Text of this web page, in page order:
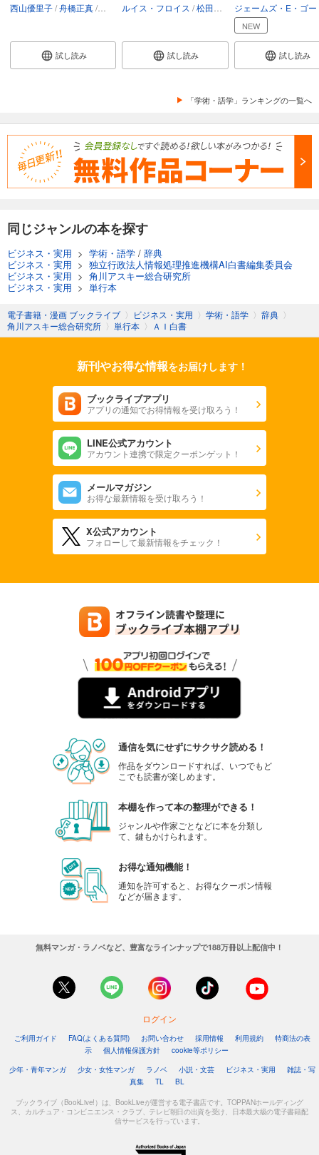
西山優里子 舟橋正真 講談社
試し読み
ルイス・フロイス 松田毅一 川崎桃太
試し読み
NEW
試し読み
「学術・語学」ランキングの一覧へ
同じジャンルの本を探す
ビジネス・実用 > 学術・語学 / 辞典
ビジネス・実用 > 独立行政法人情報処理推進機構AI白書編集委員会
ビジネス・実用 > 角川アスキー総合研究所
ビジネス・実用 > 単行本
電子書籍・漫画 ブックライブ 〉 ビジネス・実用 〉 学術・語学 〉 辞典 〉
角川アスキー総合研究所 〉 単行本 〉 ＡＩ白書
新刊やお得な情報をお届けします！
ブックライブアプリ
アプリの通知でお得情報を受け取ろう！
LINE公式アカウント
アカウント連携で限定クーポンゲット！
メールマガジン
お得な最新情報を受け取ろう！
X公式アカウント
フォローして最新情報をチェック！
通信を気にせずにサクサク読める！
作品をダウンロードすれば、いつでもど
こでも読書が楽しめます。
本棚を作って本の整理ができる！
ジャンルや作家ごとなどに本を分類し
て、鍵もかけられます。
お得な通知機能！
通知を許可すると、お得なクーポン情報
などが届きます。
無料マンガ・ラノベなど、豊富なラインナップで188万冊以上配信中！
ログイン
ご利用ガイド FAQ(よくある質問) お問い合わせ 採用情報 利用規約
特商法の表
示
個人情報保護方針
cookie等ポリシー
少年・青年マンガ
少女・女性マンガ ラノベ 小説・文芸 ビジネス・実用
雑誌・写
真集
TL BL
ブックライブ（BookLive!）は、BookLiveが運営する電子書店です。TOPPANホールディング
ス、カルチュア・コンビニエンス・クラブ、テレビ朝日の出資を受け、日本最大級の電子書籍配
信サービスを行っています。